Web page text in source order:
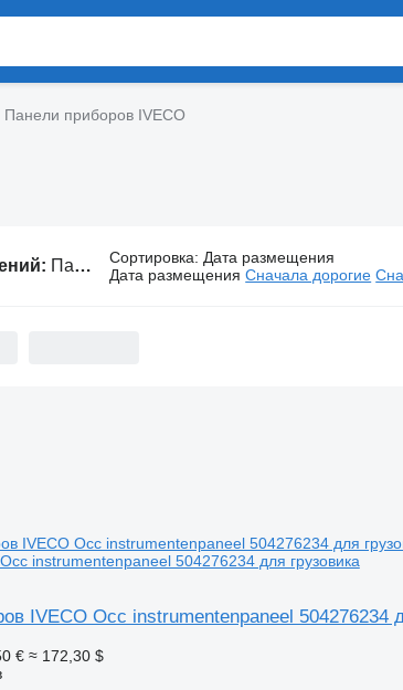
Панели приборов IVECO
Панели приборов IVECO Сортировка: Дата размещения
Дата размещения Сначала дорогие
instrumentenpaneel 504276234 для грузовика
IVECO Occ instrumentenpaneel 504276234
€ ≈ 172,30 $